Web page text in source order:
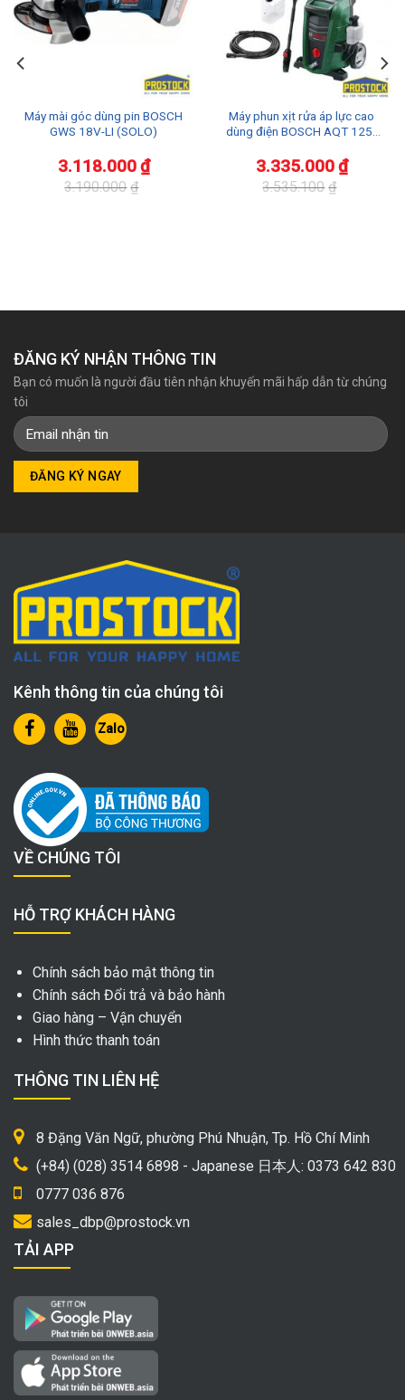
Máy mài góc dùng pin BOSCH
GWS 18V-LI (SOLO)
3.190.000 ₫
3.118.000₫
Máy phun xịt rửa áp lực cao
dùng điện BOSCH AQT 125 |
3.535.100 ₫
3.335.000₫
ĐĂNG KÝ NHẬN THÔNG TIN
Bạn có muốn là người đầu tiên nhận khuyến mãi hấp dẫn từ chúng
tôi
Kênh thông tin của chúng tôi
Zalo
VỀ CHÚNG TÔI
HỖ TRỢ KHÁCH HÀNG
Chính sách bảo mật thông tin
Chính sách Đổi trả và bảo hành
Giao hàng – Vận chuyển
Hình thức thanh toán
THÔNG TIN LIÊN HỆ
8 Đặng Văn Ngữ, phường Phú Nhuận, Tp. Hồ Chí Minh
(+84) (028) 3514 6898 - Japanese 日本人: 0373 642 830
0777 036 876
sales_dbp@prostock.vn
TẢI APP